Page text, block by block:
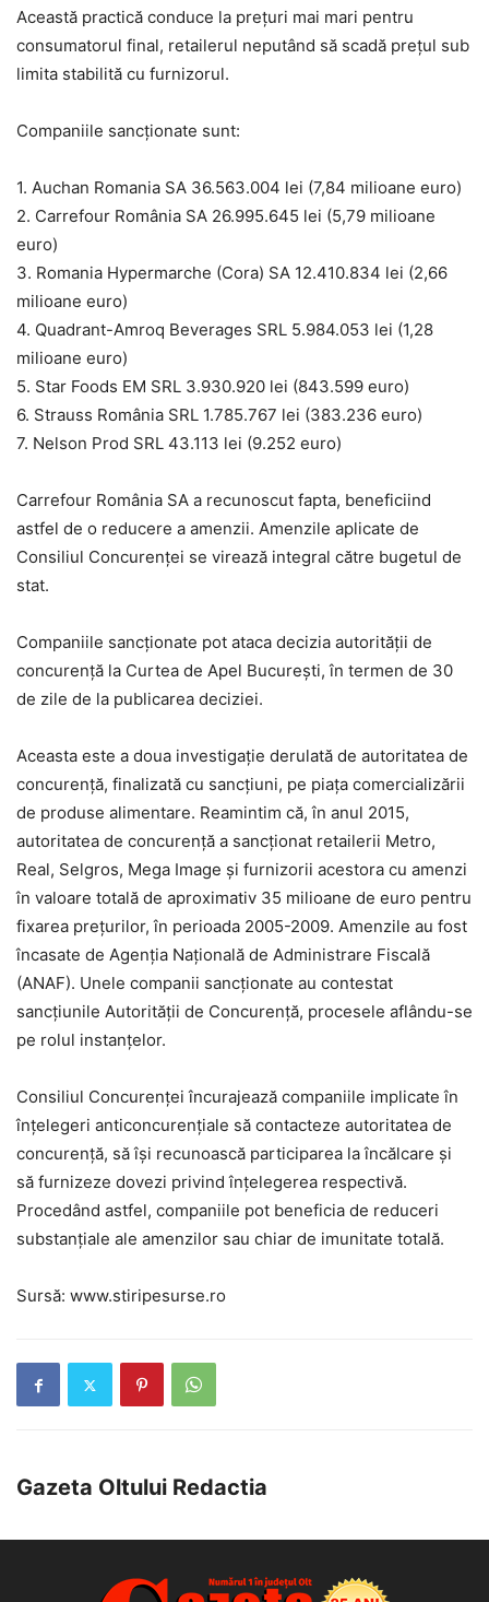
Această practică conduce la preţuri mai mari pentru
consumatorul final, retailerul neputând să scadă preţul sub
limita stabilită cu furnizorul.
Companiile sancționate sunt:
1. Auchan Romania SA 36.563.004 lei (7,84 milioane euro)
2. Carrefour România SA 26.995.645 lei (5,79 milioane
euro)
3. Romania Hypermarche (Cora) SA 12.410.834 lei (2,66
milioane euro)
4. Quadrant-Amroq Beverages SRL 5.984.053 lei (1,28
milioane euro)
5. Star Foods EM SRL 3.930.920 lei (843.599 euro)
6. Strauss România SRL 1.785.767 lei (383.236 euro)
7. Nelson Prod SRL 43.113 lei (9.252 euro)
Carrefour România SA a recunoscut fapta, beneficiind
astfel de o reducere a amenzii. Amenzile aplicate de
Consiliul Concurenței se virează integral către bugetul de
stat.
Companiile sancționate pot ataca decizia autorității de
concurență la Curtea de Apel București, în termen de 30
de zile de la publicarea deciziei.
Aceasta este a doua investigație derulată de autoritatea de
concurență, finalizată cu sancțiuni, pe piața comercializării
de produse alimentare. Reamintim că, în anul 2015,
autoritatea de concurență a sancționat retailerii Metro,
Real, Selgros, Mega Image și furnizorii acestora cu amenzi
în valoare totală de aproximativ 35 milioane de euro pentru
fixarea prețurilor, în perioada 2005-2009. Amenzile au fost
încasate de Agenţia Naţională de Administrare Fiscală
(ANAF). Unele companii sancţionate au contestat
sancţiunile Autorităţii de Concurenţă, procesele aflându-se
pe rolul instanţelor.
Consiliul Concurenţei încurajează companiile implicate în
înţelegeri anticoncurenţiale să contacteze autoritatea de
concurenţă, să îşi recunoască participarea la încălcare şi
să furnizeze dovezi privind înţelegerea respectivă.
Procedând astfel, companiile pot beneficia de reduceri
substanţiale ale amenzilor sau chiar de imunitate totală.
Sursă: www.stiripesurse.ro
Gazeta Oltului Redactia